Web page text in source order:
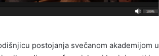
postojanja svečanom akademijom u